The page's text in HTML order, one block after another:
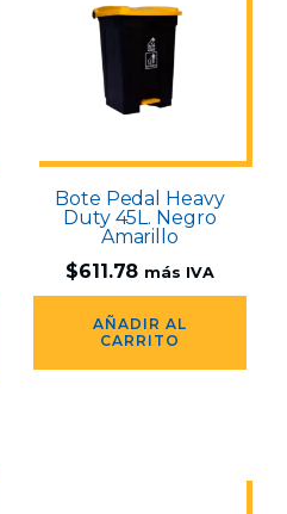
Bote Pedal Heavy
Duty 45L. Negro
Amarillo
$611.78 más IVA
AÑADIR AL
CARRITO